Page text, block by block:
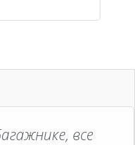
все
в сложной